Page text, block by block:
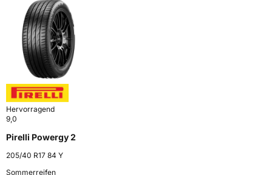
Hervorragend
9,0
Pirelli Powergy 2
205/40 R17 84 Y
Sommerreifen